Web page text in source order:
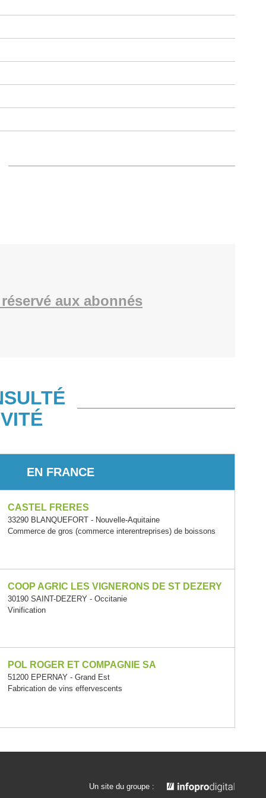
aux abonnés
EN FRANCE
CASTEL FRERES
33290 BLANQUEFORT - Nouvelle-Aquitaine
Commerce de gros (commerce interentreprises) de boissons
COOP AGRIC LES VIGNERONS DE ST DEZERY
30190 SAINT-DEZERY - Occitanie
Vinification
POL ROGER ET COMPAGNIE SA
51200 EPERNAY - Grand Est
Fabrication de vins effervescents
Un site du groupe :